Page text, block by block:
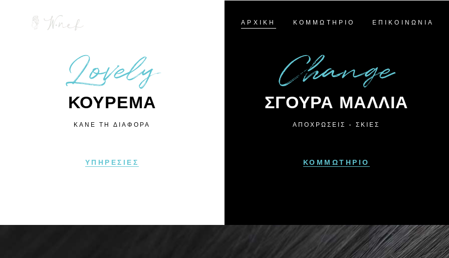
ΑΡΧΙΚΗ ΚΟΜΜΩΤΗΡΙΟ ΕΠΙΚΟΙΝΩΝΙΑ
Lovely
ΚΟΥΡΕΜΑ
ΚΑΝΕ ΤΗ ΔΙΑΦΟΡΑ
ΥΠΗΡΕΣΙΕΣ
Change
ΣΓΟΥΡΑ ΜΑΛΛΙΑ
ΑΠΟΧΡΩΣΕΙΣ - ΣΚΙΕΣ
ΚΟΜΜΩΤΗΡΙΟ